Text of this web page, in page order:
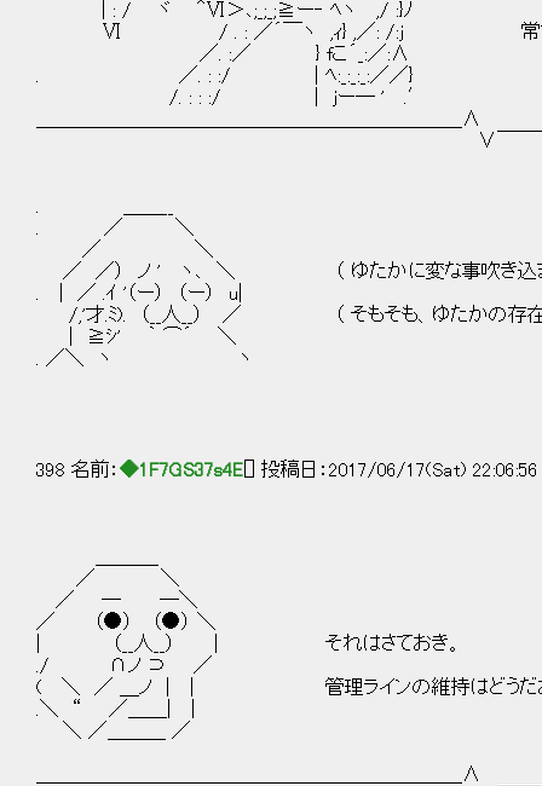
| : / ヾ ＾Ⅵ＞､;_;_;≧ー‐ ﾍヽ ,/ :}ﾉ
Ⅵ / . : ／´￣ヽ ,ｨ} ,／: /:ｊ 常識の範疇で考
／. :／ } fこ´_:／:∧
. ／. : :/ | ﾍ:_:_:_:／／}
/. : : :/ | jー― ' .′
＿＿＿＿＿＿＿＿＿＿＿＿＿＿＿＿＿＿＿＿＿＿∧
∨￣￣￣￣￣￣￣￣￣￣￣
. ／ ＼
／ ＼
／ ／） ノ ' ヽ､ ＼ （ ゆたかに変な事吹き込まな
. | ／ .ｲ '（ー） （ー） u|
/,'才.ﾐ). （__人__） ／ （ そもそも、ゆたかの存在
| ≧ｼ' ｀ ⌒´ ＼
. ／＼ ヽ ヽ
398 名前： ◆1F7GS37s4E [] 投稿日：2017/06/17(Sat)
／ ＼
／ ─ ─＼
／ （●） （●） ＼
| （__人__） | それはさておき。
./ ∩ノ ⊃ ／
( ＼ ／ ＿ノ | | 管理ラインの維持はどうだ
.＼ “ ／＿＿| |
＼ ／＿＿＿ ／
＿＿＿＿＿＿＿＿＿＿＿＿＿＿＿＿＿＿＿＿＿＿∧